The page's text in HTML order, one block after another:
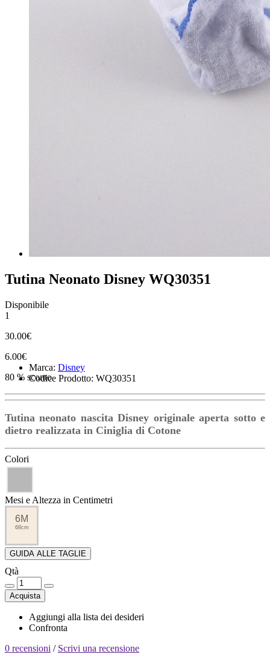
Tutina Neonato Disney WQ30351
Disponibile
1
30.00€
6.00€
80 % sconto
Marca: Disney
Codice Prodotto: WQ30351
Tutina neonato nascita Disney originale aperta sotto e
dietro realizzata in Ciniglia di Cotone
Colori
Mesi e Altezza in Centimetri
6M
68cm
GUIDA ALLE TAGLIE
Qtà
Acquista
Aggiungi alla lista dei desideri
Confronta
0 recensioni / Scrivi una recensione